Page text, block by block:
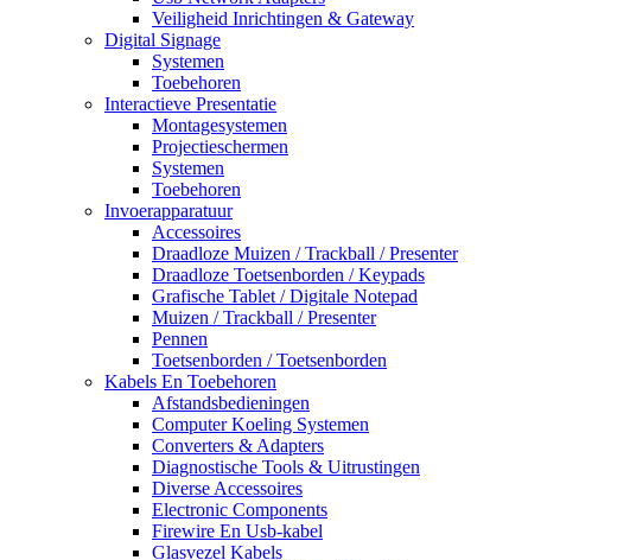
Veiligheid Inrichtingen & Gateway
Digital Signage
Systemen
Toebehoren
Interactieve Presentatie
Montagesystemen
Projectieschermen
Systemen
Toebehoren
Invoerapparatuur
Accessoires
Draadloze Muizen / Trackball / Presenter
Draadloze Toetsenborden / Keypads
Grafische Tablet / Digitale Notepad
Muizen / Trackball / Presenter
Pennen
Toetsenborden / Toetsenborden
Kabels En Toebehoren
Afstandsbedieningen
Computer Koeling Systemen
Converters & Adapters
Diagnostische Tools & Uitrustingen
Diverse Accessoires
Electronic Components
Firewire En Usb-kabel
Glasvezel Kabels